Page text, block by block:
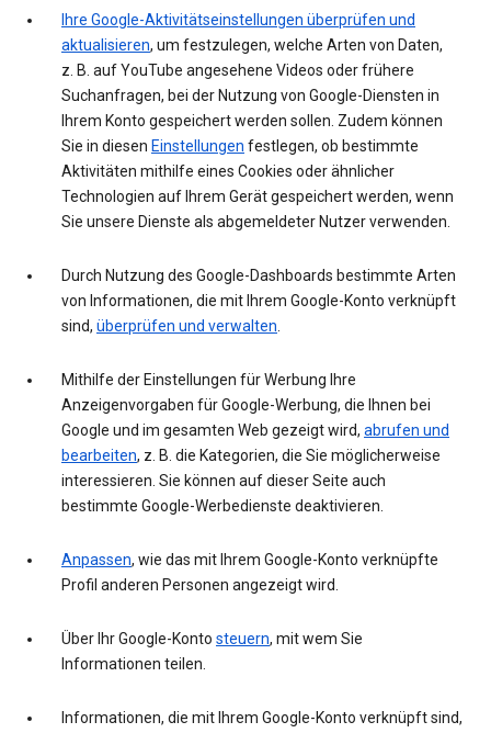
Ihre Google-Aktivitätseinstellungen überprüfen und
aktualisieren, um festzulegen, welche Arten von Daten,
z. B. auf YouTube angesehene Videos oder frühere
Suchanfragen, bei der Nutzung von Google-Diensten in
Ihrem Konto gespeichert werden sollen. Zudem können
Sie in diesen Einstellungen festlegen, ob bestimmte
Aktivitäten mithilfe eines Cookies oder ähnlicher
Technologien auf Ihrem Gerät gespeichert werden, wenn
Sie unsere Dienste als abgemeldeter Nutzer verwenden.
Durch Nutzung des Google-Dashboards bestimmte Arten
von Informationen, die mit Ihrem Google-Konto verknüpft
sind, überprüfen und verwalten.
Mithilfe der Einstellungen für Werbung Ihre
Anzeigenvorgaben für Google-Werbung, die Ihnen bei
Google und im gesamten Web gezeigt wird, abrufen und
bearbeiten, z. B. die Kategorien, die Sie möglicherweise
interessieren. Sie können auf dieser Seite auch
bestimmte Google-Werbedienste deaktivieren.
Anpassen, wie das mit Ihrem Google-Konto verknüpfte
Profil anderen Personen angezeigt wird.
Über Ihr Google-Konto steuern, mit wem Sie
Informationen teilen.
Informationen, die mit Ihrem Google-Konto verknüpft sind,